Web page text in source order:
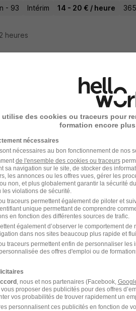
- 93 Intérim 14 - 20 € / heure
heures
en Économie
sur-Seine - 93 Intérim 13 - 19
heures
Social - Missions
H/F
- 75 Intérim 13 € / heure 202
heures
utilise des cookies ou traceurs pour
formation encore
nécessaires
nécessaires au bon fonctionnement de nos
de l'ensemble des cookies ou traceurs
sa navigation sur le site, de stocker des
les annonces ou les offres vues, gérer les
non, et plus globalement garantir la sécurité
violations de sécurité.
traceurs permettent également de piloter et
unique permettant de comprendre
en fonction des différentes sources de trafic.
également d’observer le comportement
dans nos sites beaucoup plus rapide et
traceurs permettent enfin de personnaliser les
des offres d'emploi ou de
, nous et nos partenaires (Facebook,
proposer des publicités pour des offres
vos probabilités de trouver rapidement un
personnalisent ces publicités en fonction de